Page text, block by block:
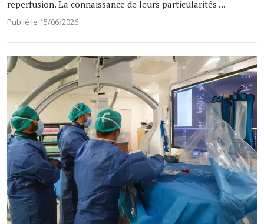
reperfusion. La connaissance de leurs particularités ...
Publié le 15/06/2026